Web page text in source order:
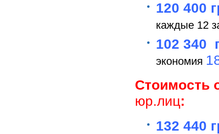
120 400
каждые 12
102 340
экономия
Стоимость
юр.лиц:
132 440